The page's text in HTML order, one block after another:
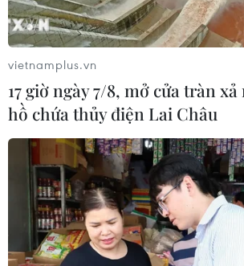
vietnamplus.vn
17 giờ ngày 7/8, mở cửa tràn
hồ chứa thủy điện Lai Châu